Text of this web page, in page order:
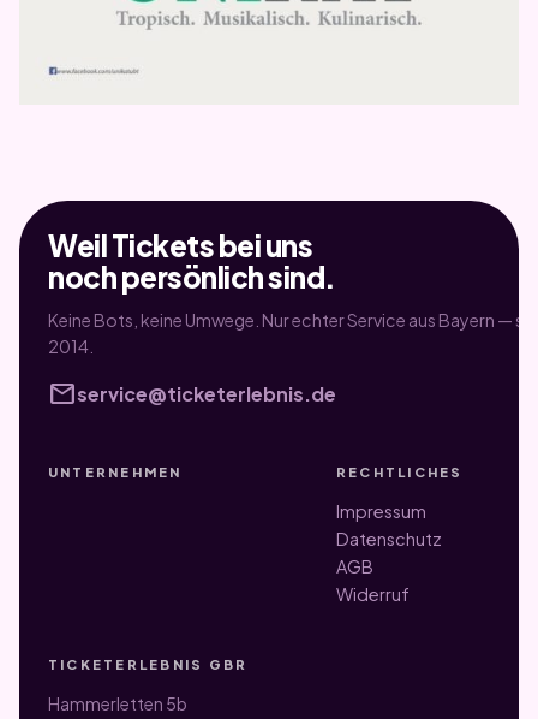
Weil Tickets bei uns
noch persönlich sind.
Keine Bots, keine Umwege. Nur echter Service aus Bayern —
2014.
mailservice@ticketerlebnis.de
UNTERNEHMEN RECHTLICHES
Impressum
Datenschutz
AGB
Widerruf
TICKETERLEBNIS GBR
Hammerletten 5b